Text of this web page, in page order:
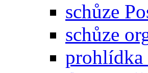
schůze
schůze
prohlídka